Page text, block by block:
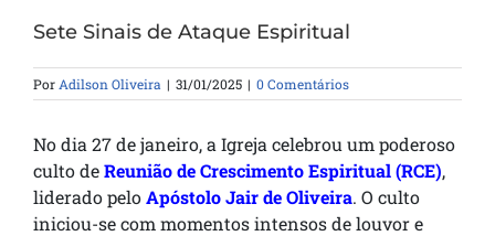
Sete Sinais de Ataque Espiritual
Por Adilson Oliveira | 31/01/2025 | 0 Comentários
No dia 27 de janeiro, a Igreja celebrou um poderoso
culto deReunião de Crescimento Espiritual (RCE),
liderado peloApóstolo Jair de Oliveira. O culto
iniciou-se com momentos intensos de louvor e